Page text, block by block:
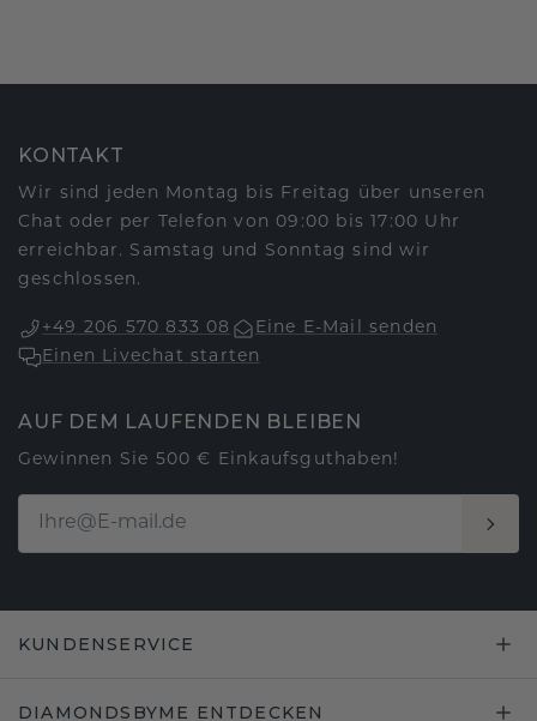
KONTAKT
Wir sind jeden Montag bis Freitag über unseren
Chat oder per Telefon von 09:00 bis 17:00 Uhr
erreichbar. Samstag und Sonntag sind wir
geschlossen.
+49 206 570 833 08
Eine E-Mail senden
Einen Livechat starten
AUF DEM LAUFENDEN BLEIBEN
Gewinnen Sie 500 € Einkaufsguthaben!
KUNDENSERVICE
DIAMONDSBYME ENTDECKEN